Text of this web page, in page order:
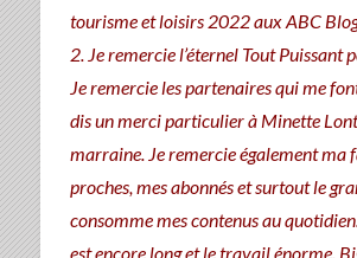
tourisme et loisirs 2022 aux ABC
2. Je remercie l’éternel Tout Puissant
Je remercie les partenaires qui me
dis un merci particulier à Minette
marraine. Je remercie également ma
proches, mes abonnés et surtout le
consomme mes contenus au
est encore long et le travail énorme.